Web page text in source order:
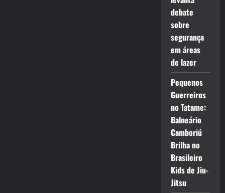
debate
sobre
segurança
em áreas
de lazer
Pequenos
Guerreiros
no Tatame:
Balneário
Camboriú
Brilha no
Brasileiro
Kids de Jiu-
Jitsu